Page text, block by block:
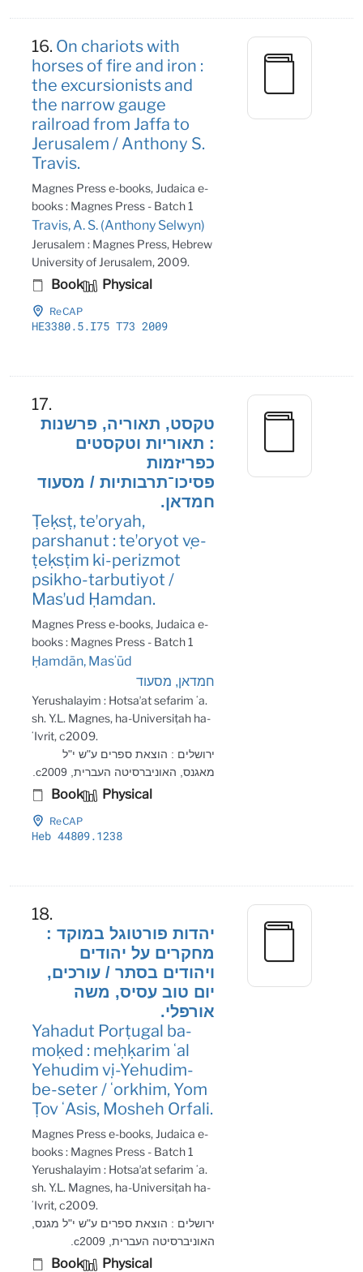
16. On chariots with
horses of fire and iron :
the excursionists and
the narrow gauge
railroad from Jaffa to
Jerusalem / Anthony S.
Travis.
Magnes Press e-books, Judaica e-
books : Magnes Press - Batch 1
Travis, A. S. (Anthony Selwyn)
Jerusalem : Magnes Press, Hebrew
University of Jerusalem, 2009.
Book Physical
ReCAP
HE3380.5.I75 T73 2009
17.
טקסט, תאוריה, פרשנות
: תאוריות וטקסטים
כפריזמות
פסיכו־תרבותיות / מסעוד
חמדאן.
Ṭeḳsṭ, teʼoryah,
parshanut : teʼoryot ṿe-
ṭeḳsṭim ki-perizmot
psikho-tarbutiyot /
Masʼud Ḥamdan.
Magnes Press e-books, Judaica e-
books : Magnes Press - Batch 1
Ḥamdān, Masʻūd
חמדאן, מסעוד
Yerushalayim : Hotsaʼat sefarim ʻa.
sh. Y.L. Magnes, ha-Universiṭah ha-
ʻIvrit, c2009.
ירושלים : הוצאת ספרים ע"ש י"ל
מאגנס, האוניברסיטה העברית, c2009.
Book Physical
ReCAP
Heb 44809.1238
18.
יהדות פורטוגל במוקד :
מחקרים על יהודים
ויהודים בסתר / עורכים,
יום טוב עסיס, משה
אורפלי.
Yahadut Porṭugal ba-
moḳed : meḥḳarim ʻal
Yehudim ṿi-Yehudim-
be-seter / ʻorkhim, Yom
Ṭov ʻAsis, Mosheh Orfali.
Magnes Press e-books, Judaica e-
books : Magnes Press - Batch 1
Yerushalayim : Hotsaʼat sefarim ʻa.
sh. Y.L. Magnes, ha-Universiṭah ha-
ʻIvrit, c2009.
ירושלים : הוצאת ספרים ע"ש י"ל מגנס,
האוניברסיטה העברית, c2009.
Book Physical